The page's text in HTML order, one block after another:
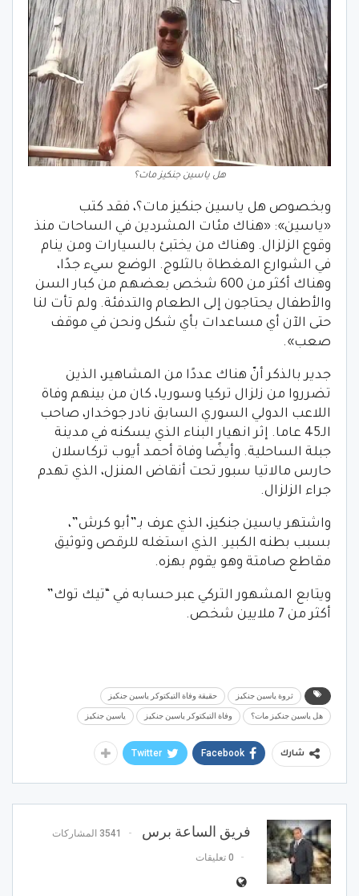
هل ياسين جنكيز مات؟
وبخصوص هل ياسين جنكيز مات؟، فقد كتب
«ياسين»: «هناك مئات المشردين في الساحات منذ
وقوع الزلزال. وهناك من يختبئ بالسيارات ومن ينام
في الشوارع المغطاة بالثلوج. الوضع سيء جدًا،
وهناك أكثر من 600 شخص بعضهم من كبار السن
والأطفال يحتاجون إلى الطعام والتدفئة. ولم تأت لنا
حتى الآن أي مساعدات بأي شكل ونحن في موقف
صعب».
جدير بالذكر أنّ هناك عددًا من المشاهير، الذين
تضرروا من زلزال تركيا وسوريا، كان من بينهم وفاة
اللاعب الدولي السوري السابق نادر جوخدار، صاحب
الـ45 عاما. إثر انهيار البناء الذي يسكنه في مدينة
جبلة الساحلية. وأيضًا وفاة أحمد أيوب تركاسلان
حارس مالاتيا سبور تحت أنقاض المنزل، الذي تهدم
جراء الزلزال.
واشتهر ياسين جنكيز، الذي عرف بـ”أبو كرش”،
بسبب بطنه الكبير. الذي استغله للرقص وتوثيق
مقاطع صامتة وهو يقوم بهزه.
ويتابع المشهور التركي عبر حسابه في “تيك توك”
أكثر من 7 ملايين شخص.
ثروة ياسين جنكيز حقيقة وفاة التيكتوكر ياسين جنكيز
هل ياسين جنكيز مات؟ وفاة التيكتوكر ياسين جنكيز ياسين جنكيز
شارك Facebook
Twitter
فريق الساعة برس 3541 المشاركات
0 تعليقات